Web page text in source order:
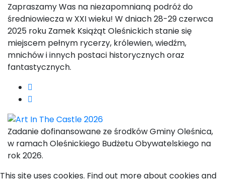
Zapraszamy Was na niezapomnianą podróż do
średniowiecza w XXI wieku! W dniach 28-29 czerwca
2025 roku Zamek Książąt Oleśnickich stanie się
miejscem pełnym rycerzy, królewien, wiedźm,
mnichów i innych postaci historycznych oraz
fantastycznych.
Zadanie dofinansowane ze środków Gminy Oleśnica,
w ramach Oleśnickiego Budżetu Obywatelskiego na
rok 2026.
This site uses cookies. Find out more about cookies and